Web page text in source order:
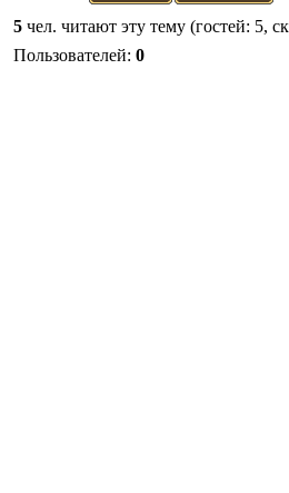
5 чел. читают эту тему (гостей: 5,
Пользователей: 0